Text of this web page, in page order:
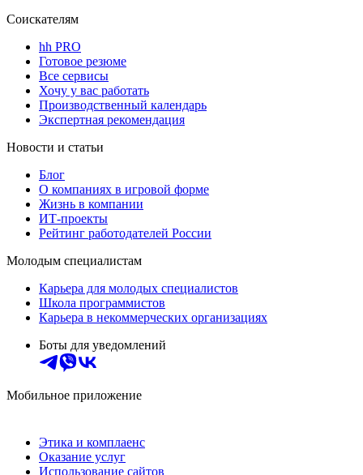
Соискателям
hh PRO
Готовое резюме
Все сервисы
Хочу у вас работать
Производственный календарь
Экспертная рекомендация
Новости и статьи
Блог
О компаниях в игровой форме
Жизнь в компании
ИТ-проекты
Рейтинг работодателей России
Молодым специалистам
Карьера для молодых специалистов
Школа программистов
Карьера в некоммерческих организациях
Боты для уведомлений
Мобильное приложение
Этика и комплаенс
Оказание услуг
Использование сайтов